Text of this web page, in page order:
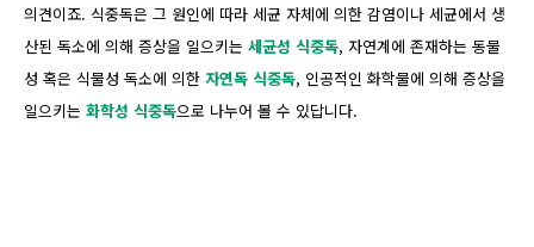
의견이죠. 식중독은 그 원인에 따라 세균 자체에 의한 감염이나 세균에서 생
산된 독소에 의해 증상을 일으키는 세균성 식중독, 자연계에 존재하는 동물
성 혹은 식물성 독소에 의한 자연독 식중독, 인공적인 화학물에 의해 증상을
일으키는 화학성 식중독으로 나누어 볼 수 있답니다.